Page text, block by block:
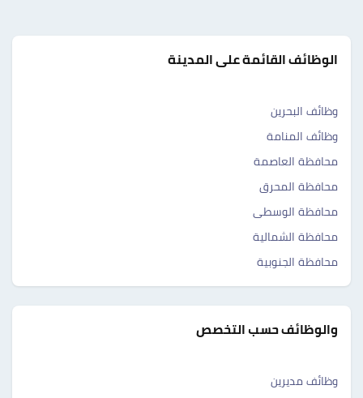
الوظائف القائمة على المدينة
وظائف البحرين
وظائف المنامة
محافظة العاصمة
محافظة المحرق
محافظة الوسطى
محافظة الشمالية
محافظة الجنوبية
والوظائف حسب التخصص
وظائف مديرين